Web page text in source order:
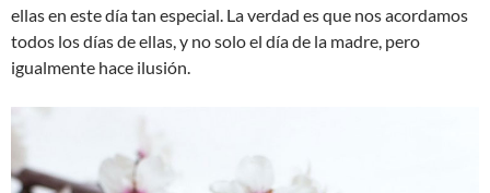
ellas en este día tan especial. La verdad es que nos acordamos
todos los días de ellas, y no solo el día de la madre, pero
igualmente hace ilusión.